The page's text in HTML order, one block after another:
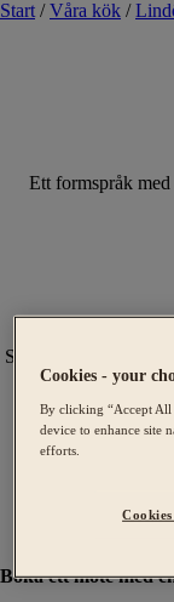
Start / Våra kök /
Ett formspråk
Sveriges bredaste
Vi hjälper dig att
Boka ett möte med
Cookies - your
By clicking “Accept All
device to enhance site
efforts.